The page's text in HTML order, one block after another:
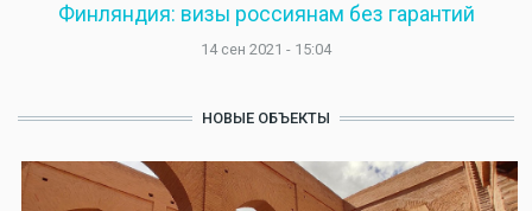
Финляндия: визы россиянам без гарантий
14 сен 2021 - 15:04
НОВЫЕ ОБЪЕКТЫ